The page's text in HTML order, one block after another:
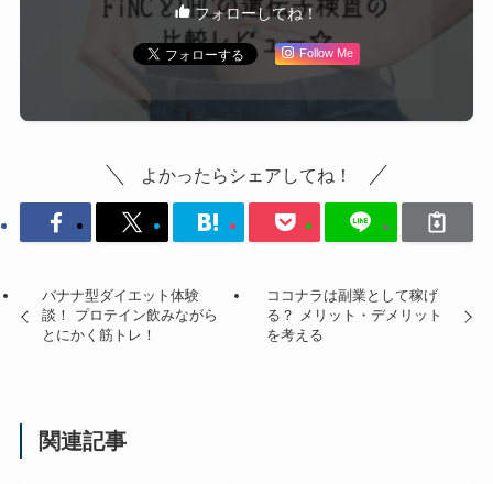
フォローしてね！
Follow Me
よかったらシェアしてね！
バナナ型ダイエット体験
談！ プロテイン飲みながら
とにかく筋トレ！
ココナラは副業として稼げ
る？ メリット・デメリット
を考える
関連記事